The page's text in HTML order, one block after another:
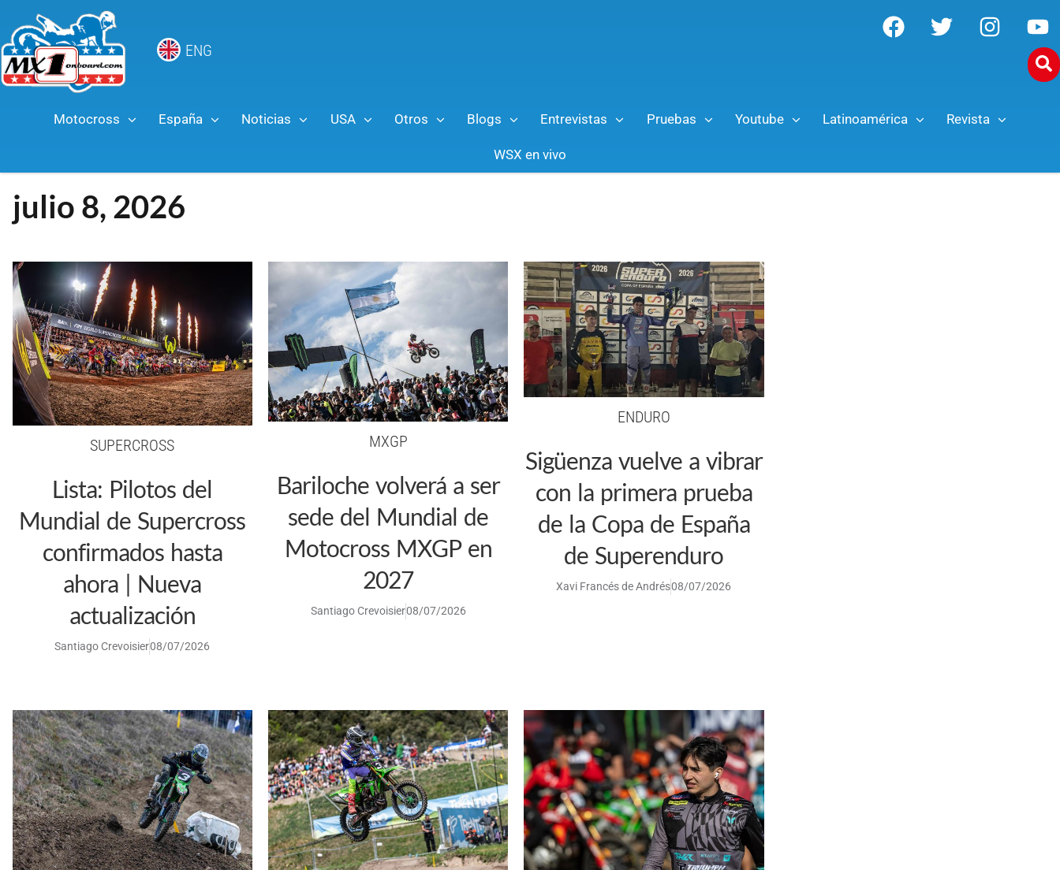
ENG
Motocross España Noticias USA Otros Blogs Entrevistas Pruebas Youtube Latinoamérica Revista
WSX en vivo
julio 8, 2026
SUPERCROSS
Lista: Pilotos del
Mundial de Supercross
confirmados hasta
ahora | Nueva
actualización
Santiago Crevoisier08/07/2026
MXGP
Bariloche volverá a ser
sede del Mundial de
Motocross MXGP en
2027
Santiago Crevoisier08/07/2026
ENDURO
Sigüenza vuelve a vibrar
con la primera prueba
de la Copa de España
de Superenduro
Xavi Francés de Andrés08/07/2026